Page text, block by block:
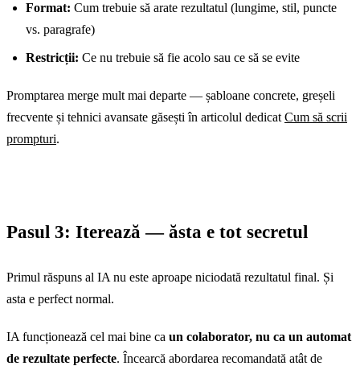
Format: Cum trebuie să arate rezultatul (lungime, stil, puncte
vs. paragrafe)
Restricții: Ce nu trebuie să fie acolo sau ce să se evite
Promptarea merge mult mai departe — șabloane concrete, greșeli
frecvente și tehnici avansate găsești în articolul dedicatCum să scrii
prompturi.
Pasul 3: Iterează — ăsta e tot secretul
Primul răspuns al IA nu este aproape niciodată rezultatul final. Și
asta e perfect normal.
IA funcționează cel mai bine ca un colaborator, nu ca un automat
de rezultate perfecte. Încearcă abordarea recomandată atât de